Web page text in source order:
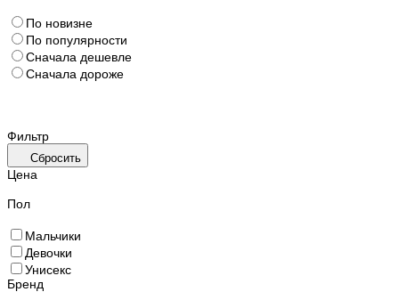
По новизне
По популярности
Сначала дешевле
Сначала дороже
Фильтр
Сбросить
Цена
Пол
Мальчики
Девочки
Унисекс
Бренд